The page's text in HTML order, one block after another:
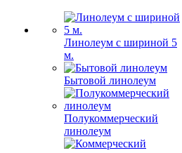
Линолеум с шириной 5
м.
Бытовой линолеум
Полукоммерческий
линолеум